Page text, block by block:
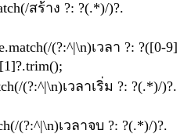
สร้าง ?: ?(.*)/)?.
(?:^|\n)เวลา ?: ?([0-9]
(?:^|\n)เวลาเริ่ม ?: ?(.*)/)?.
(?:^|\n)เวลาจบ ?: ?(.*)/)?.